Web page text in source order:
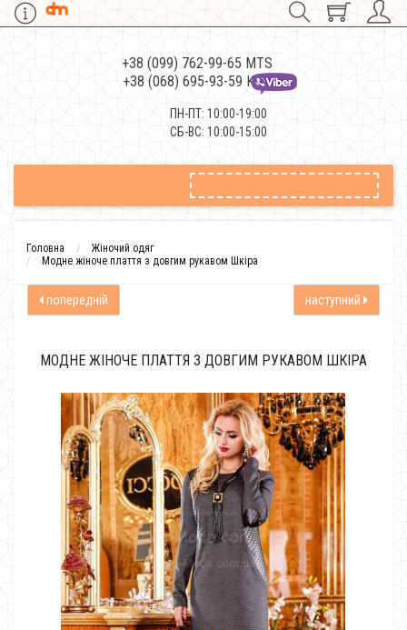
+38 (099) 762-99-65 MTS
+38 (068) 695-93-59 Kievstar
ПН-ПТ: 10:00-19:00
СБ-ВС: 10:00-15:00
Головна
Жіночий одяг
Модне жіноче плаття з довгим рукавом Шкіра
попередній наступний
МОДНЕ ЖІНОЧЕ ПЛАТТЯ З ДОВГИМ РУКАВОМ ШКІРА